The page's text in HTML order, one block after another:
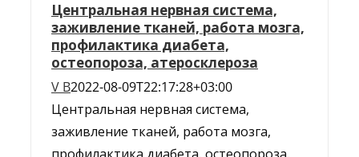
Центральная нервная система,
заживление тканей, работа мозга,
профилактика диабета,
остеопороза, атеросклероза
V B2022-08-09T22:17:28+03:00
Центральная нервная система,
заживление тканей, работа мозга,